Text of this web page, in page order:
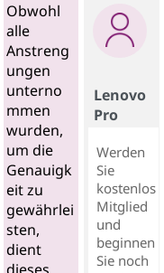
Obwohl
alle
Anstreng
ungen
unterno
mmen
wurden,
um die
Genauigk
eit zu
gewährlei
sten,
dient
Lenovo
Pro
Werden
Sie
kostenlos
Mitglied
und
beginnen
Sie noch